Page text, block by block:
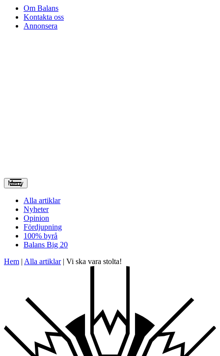
Om Balans
Kontakta oss
Annonsera
Meny
Alla artiklar
Nyheter
Opinion
Fördjupning
100% byrå
Balans Big 20
Hem | Alla artiklar| Vi ska vara stolta!